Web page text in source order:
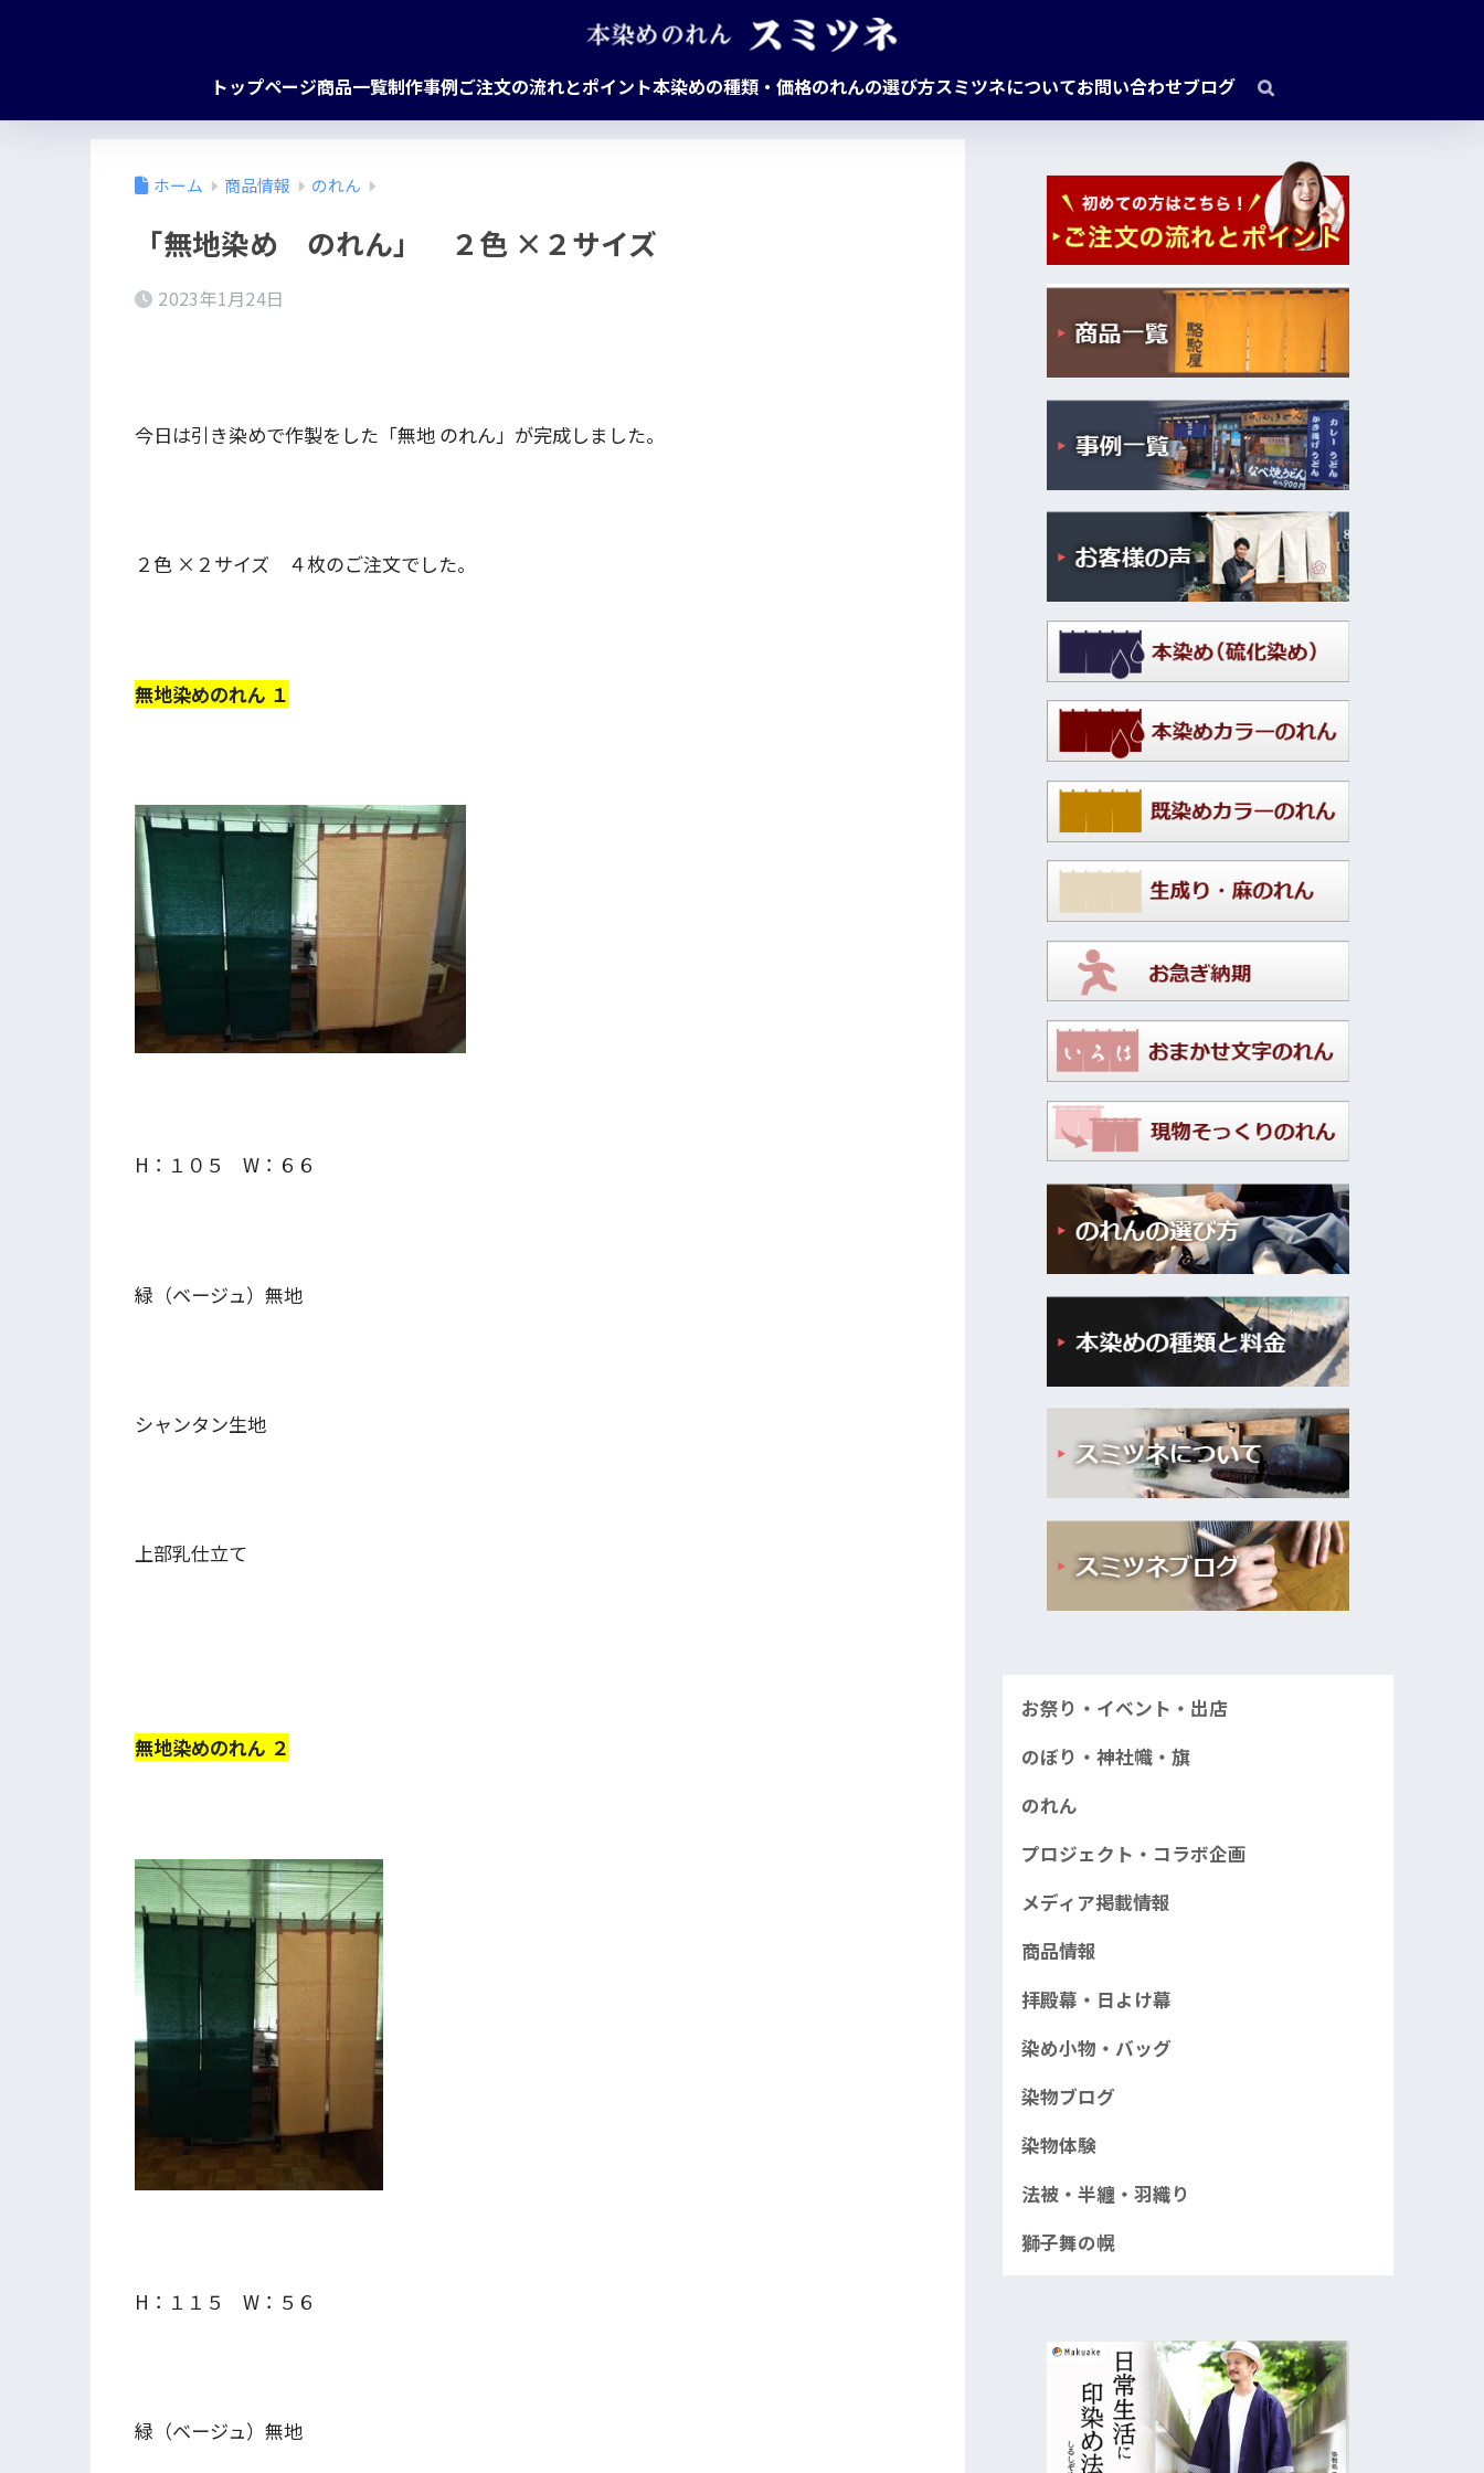
トップページ商品一覧制作事例ご注文の流れとポイント本染めの種類・価格のれんの選び方スミツネについてお問い合わせブログ
ホーム 商品情報 のれん
「無地染め のれん」 ２色 ×２サイズ
2023年1月24日
今日は引き染めで作製をした「無地 のれん」が完成しました。
２色 ×２サイズ ４枚のご注文でした。
無地染めのれん １
H：１０５ W：６６
緑（ベージュ）無地
シャンタン生地
上部乳仕立て
無地染めのれん ２
H：１１５ W：５６
緑（ベージュ）無地
お祭り・イベント・出店
のぼり・神社幟・旗
のれん
プロジェクト・コラボ企画
メディア掲載情報
商品情報
拝殿幕・日よけ幕
染め小物・バッグ
染物ブログ
染物体験
法被・半纏・羽織り
獅子舞の幌